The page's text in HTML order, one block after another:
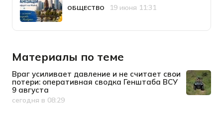
Категория
ОБЩЕСТВО
Дата публикации
19 июня 11:31
Материалы по теме
Враг усиливает давление и не считает свои
потери: оперативная сводка Генштаба ВСУ
9 августа
Дата публикации
сегодня в 08:29